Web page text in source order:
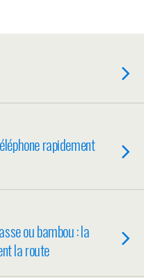
rapidement
ou bambou : la
la route